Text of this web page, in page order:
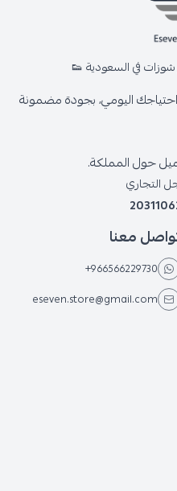
في السعودية 👟
اليومي، بجودة مضمونة
التجاري
معنا
+966566229730
eseven.store@gmail.com